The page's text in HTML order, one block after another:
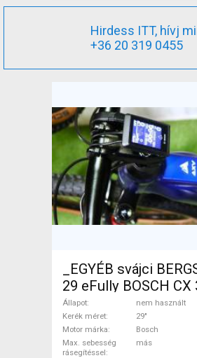
Hirdess ITT, hívj
+36 20 319 0455
_EGYÉB svájci
29 eFully BOSCH CX
0km Elektromos
Bike 29" össztelós /
Bosch nem használt
Állapot
nem használt
Kerék méret
29"
Motor márka
Bosch
Max. sebesség
rásegítéssel
más